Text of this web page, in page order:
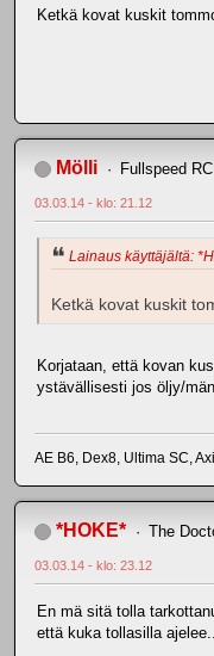
Ketkä kovat kuskit
Mölli Fullspeed RC
03.03.14 - klo: 21.12
Lainaus käyttäjältä:
Ketkä kovat kuskit
Korjataan, että kovan
ystävällisesti jos öljy/
AE B6, Dex8, Ultima SC,
*HOKE* The
03.03.14 - klo: 23.12
En mä sitä tolla
että kuka tollasilla ajelee...